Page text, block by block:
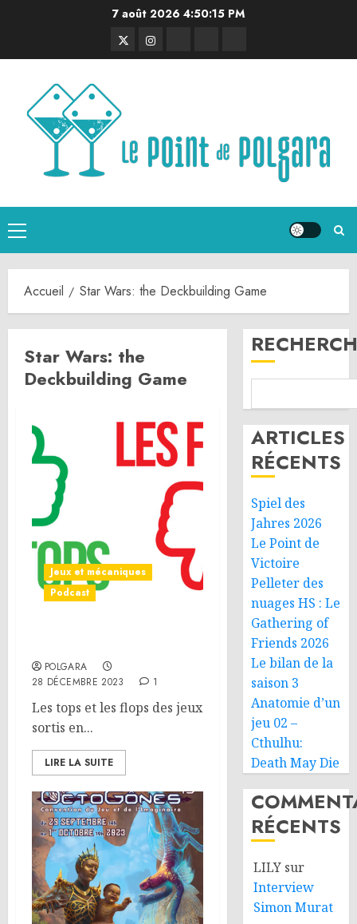
7 août 2026 4:50:15 PM
TwitterInstagram
Menu
principal
Accueil Star Wars: the Deckbuilding Game
Star Wars: the
Deckbuilding Game
Jeux et mécaniques
Podcast
POLGARA
28 DÉCEMBRE 2023
1
Les tops et les flops des jeux
sortis en...
LIRE LA SUITE
ARTICLES
RÉCENTS
Spiel des
Jahres 2026
Le Point de
Victoire
Pelleter des
nuages HS : Le
Gathering of
Friends 2026
Le bilan de la
saison 3
Anatomie d’un
jeu 02 –
Cthulhu:
Death May Die
RÉCENTS
LILY sur
Interview
Simon Murat